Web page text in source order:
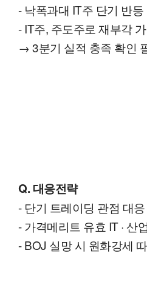
- 낙폭과대 IT주 단기 반등
- IT주, 주도주로 재부각
→ 3분기 실적 충족 확인
Q. 대응전략
- 단기 트레이딩 관점 대
- 가격메리트 유효 IT · 산
- BOJ 실망 시 원화강세